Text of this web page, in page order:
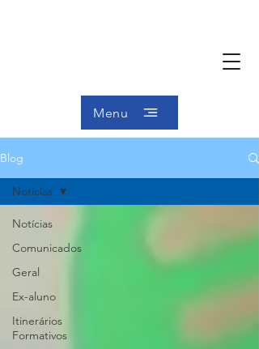
Menu
Blog
Notícias
Comunicados
Geral
Ex-aluno
Itinerários
Formativos
Notícias